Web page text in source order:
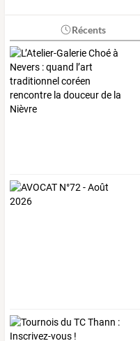
Récents